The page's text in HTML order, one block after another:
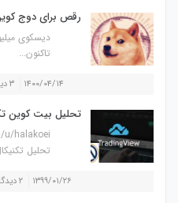
رقص برای دوج
دیسکوی
تاکنون...
۱۴۰۰/۰۴/۱۴ ۳ دیدگاه
تحلیل بیت کوین تکنیکال
تحلیل تکنیکال 26 فروردین
۱۳۹۹/۰۱/۲۶ ۲ دیدگاه